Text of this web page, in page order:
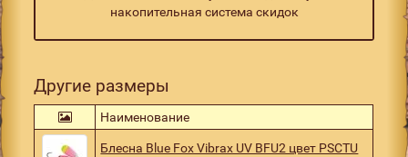
накопительная система скидок
Другие размеры
Наименование
Блесна Blue Fox Vibrax UV BFU2 цвет PSCTU